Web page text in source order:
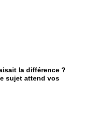
la différence ?
sujet attend vos